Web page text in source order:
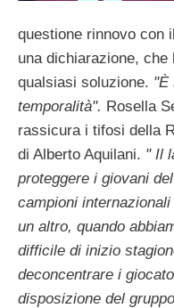
questione rinnovo con
una dichiarazione,
qualsiasi soluzione. "È
temporalità". Rosella
rassicura i tifosi della
di Alberto Aquilani. " Il
proteggere i giovani
campioni
un altro, quando
difficile di inizio
deconcentrare i
disposizione del